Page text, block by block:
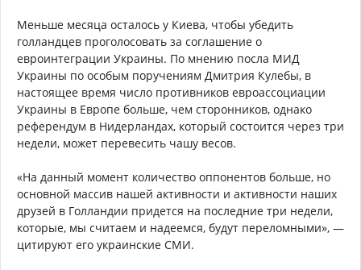
Меньше месяца осталось у Киева, чтобы убедить
голландцев проголосовать за соглашение о
евроинтеграции Украины. По мнению посла МИД
Украины по особым поручениям Дмитрия Кулебы, в
настоящее время число противников евроассоциации
Украины в Европе больше, чем сторонников, однако
референдум в Нидерландах, который состоится через три
недели, может перевесить чашу весов.
«На данный момент количество оппонентов больше, но
основной массив нашей активности и активности наших
друзей в Голландии придется на последние три недели,
которые, мы считаем и надеемся, будут переломными», —
цитируют его украинские СМИ.